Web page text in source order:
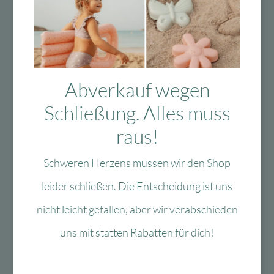
Das Passt dazu
Das könnte Dir auch
gefallen
-40 %
Abverkauf wegen
Schließung. Alles muss
raus!
Schweren Herzens müssen wir den Shop
leider schließen. Die Entscheidung ist uns
nicht leicht gefallen, aber wir verabschieden
uns mit statten Rabatten für dich!